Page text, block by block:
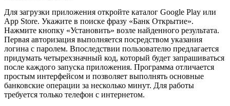
Для загрузки приложения откройте каталог Google Play или
App Store. Укажите в поиске фразу «Банк Открытие».
Нажмите кнопку «Установить» возле найденного результата.
Первая авторизация выполняется посредством указания
логина с паролем. Впоследствии пользователю предлагается
придумать четырехзначный код, который будет запрашиваться
после каждого запуска приложения. Программа отличается
простым интерфейсом и позволяет выполнять основные
банковские операции за несколько минут. Для работы
требуется только телефон с интернетом.